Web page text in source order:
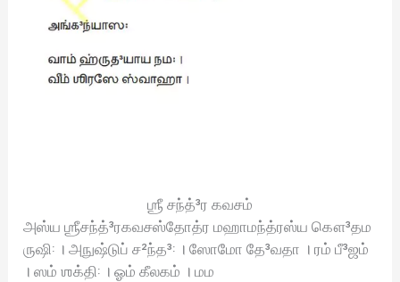
ஶ்ரீ சந்த்³ர கவசம்
அஸ்ய ஶ்ரீசந்த்³ரகவசஸ்தோத்ர மஹாமந்த்ரஸ்ய கௌ³தம
ருஷி꞉ । அநுஷ்டுப் ச²ந்த³꞉ । ஸோமோ தே³வதா । ரம் பீ³ஜம்
। ஸம் ஶக்தி꞉ । ஓம் கீலகம் । மம